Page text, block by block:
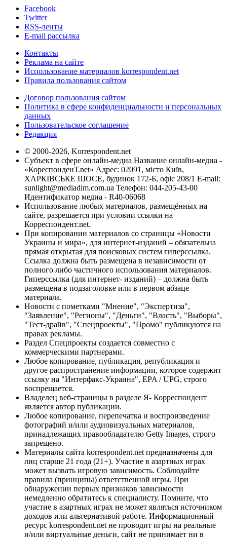
Facebook
Twitter
RSS-ленты
E-mail рассылка
Контакты
Реклама на сайте
Использование материалов korrespondent.net
Правила пользования сайтом
Договор пользования сайтом
Политика в сфере конфиденциальности и персональных
данных
Пользовательское соглашение
Редакция
© 2000-2026, Korrespondent.net
Субъект в сфере онлайн-медиа Название онлайн-медиа -
«КореспонденТ.net» Адрес: 02091, місто Київ,
ХАРКІВСЬКЕ ШОСЕ, будинок 172-Б, офіс 208/1 E-mail:
sunlight@mediadim.com.ua Телефон: 044-205-43-00
Идентификатор медиа - R40-06068
Использование любых материалов, размещённых на
сайте, разрешается при условии ссылки на
Корреспондент.net.
При копировании материалов со страницы «Новости
Украины и мира», для интернет-изданий – обязательна
прямая открытая для поисковых систем гиперссылка.
Ссылка должна быть размещена в независимости от
полного либо частичного использования материалов.
Гиперссылка (для интернет- изданий) – должна быть
размещена в подзаголовке или в первом абзаце
материала.
Новости с пометками "Мнение", "Экспертиза",
"Заявление", "Регионы", "Деньги", "Власть", "Выборы",
"Тест-драйв", "Спецпроекты", "Промо" публикуются на
правах рекламы.
Раздел Спецпроекты создается совместно с
коммерческими партнерами.
Любое копирование, публикация, републикация и
другое распространение информации, которое содержит
ссылку на "Интерфакс-Украина", EPA / UPG, строго
воспрещается.
Владелец веб-страницы в разделе Я- Корреспондент
является автор публикации.
Любое копирование, перепечатка и воспроизведение
фотографий и/или аудиовизуальных материалов,
принадлежащих правообладателю Getty Images, строго
запрещено.
Материалы сайта korrespondent.net предназначены для
лиц старше 21 года (21+). Участие в азартных играх
может вызвать игровую зависимость. Соблюдайте
правила (принципы) ответственной игры. При
обнаружении первых признаков зависимости
немедленно обратитесь к специалисту. Помните, что
участие в азартных играх не может являться источником
доходов или альтернативой работе. Информационный
ресурс korrespondent.net не проводит игры на реальные
и/или виртуальные деньги, сайт не принимает ни в